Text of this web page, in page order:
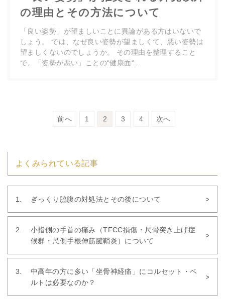
の理由とその方法について
「良い姿勢」が望ましいことに異論がある方はいないで
しょう。 では、なぜ良い姿勢が望ましくて、悪い姿勢は
望ましくないのでしょうか。 その理由を整理すること
で、「姿勢が悪い」ことの“健康面“...
前へ 1 2 3 4 次へ
よくみられている記事
ぎっくり脇腹の対処法とその後について
小指側の手首の痛み（TFCC損傷・尺骨突き上げ症
候群・尺側手根伸筋腱鞘炎）について
中高年の方に多い「坐骨神経痛」にコルセット・ベ
ルトは必要なのか？